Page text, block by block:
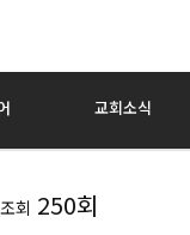
교회소식
조회 250회